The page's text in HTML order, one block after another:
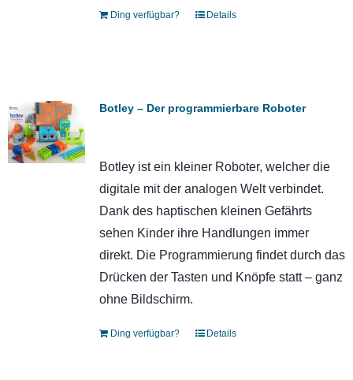
Ding verfügbar? Details
Botley – Der programmierbare Roboter
Botley ist ein kleiner Roboter, welcher die
digitale mit der analogen Welt verbindet.
Dank des haptischen kleinen Gefährts
sehen Kinder ihre Handlungen immer
direkt. Die Programmierung findet durch das
Drücken der Tasten und Knöpfe statt – ganz
ohne Bildschirm.
Ding verfügbar? Details